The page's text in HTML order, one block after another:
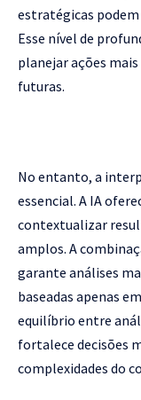
estratégicas
Esse nível de
planejar ações
futuras.
No entanto, a
essencial. A IA
contextualizar
amplos. A
garante análises
baseadas apenas
equilíbrio entre
fortalece decisões
complexidades do